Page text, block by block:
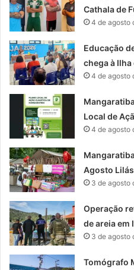
Cathala de
4 de agosto
Educação
chega à
4 de agosto
Local de
4 de agosto
Agosto
3 de agosto
Operação
de areia em
3 de agosto
Tomógrafo